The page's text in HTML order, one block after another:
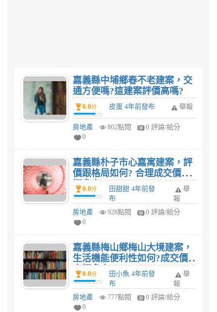
嘉義縣中埔鄉春不老建案，交
通方便嗎?這建案評價高嗎?
0.0分 皮蛋 4年前發布 舉報
房地產 802點閱
0 評論/給分
0
嘉義縣朴子市心嘉寓建案，評
價跟格局如何? 合理成交價大
概多少?
0.0分
田甜甜 4年前發
布
舉
報
房地產
928點閱
0 評論/給分
0
嘉義縣梅山鄉梅山大境建案，
生活機能便利性如何?成交價
大概多少?
0.0分
田小魚 4年前發
布
舉
報
房地產
777點閱
0 評論/給分
0